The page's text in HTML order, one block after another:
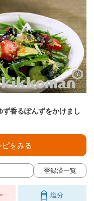
香るぽんずをかけまし
登録済一覧
をみる
塩分